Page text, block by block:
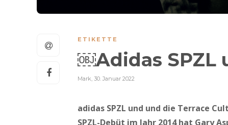
ETIKETTE
￼Adidas SPZL
Mark 30. Januar 2022
adidas SPZL und und die Terrace
SPZL-Debüt im Jahr 2014 hat Gary